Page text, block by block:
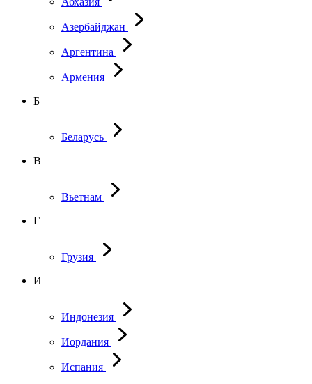
Азербайджан
Аргентина
Армения
Б
Беларусь
В
Вьетнам
Г
Грузия
И
Индонезия
Иордания
Испания